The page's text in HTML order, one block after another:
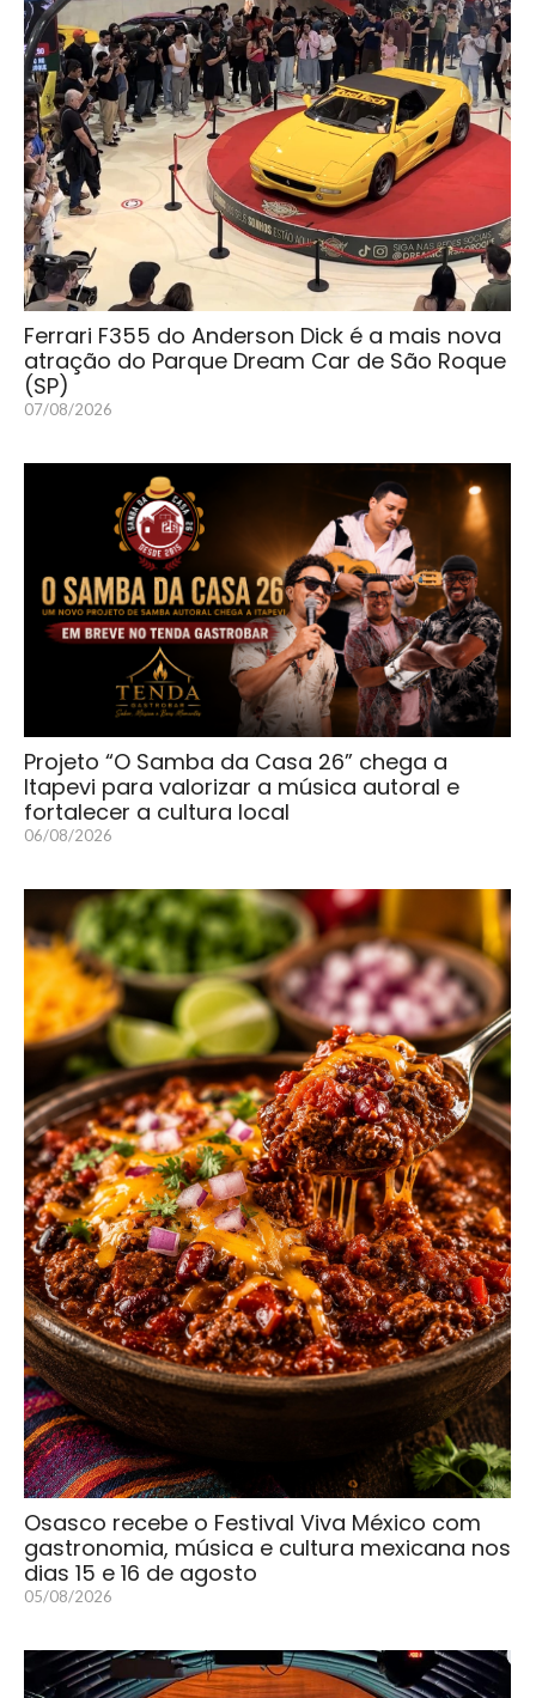
Ferrari F355 do Anderson Dick é a mais nova
atração do Parque Dream Car de São Roque
(SP)
07/08/2026
Projeto “O Samba da Casa 26” chega a
Itapevi para valorizar a música autoral e
fortalecer a cultura local
06/08/2026
Osasco recebe o Festival Viva México com
gastronomia, música e cultura mexicana nos
dias 15 e 16 de agosto
05/08/2026